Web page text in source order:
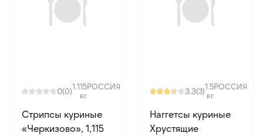
0(0)1.115
кг
РОССИЯ
Стрипсы куриные
«Черкизово», 1,115
3.3(3)1.5
кг
РОССИЯ
Наггетсы куриные
Хрустящие